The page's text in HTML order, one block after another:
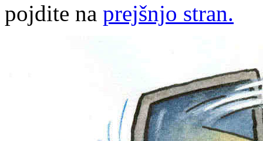
pojdite na prejšnjo stran.